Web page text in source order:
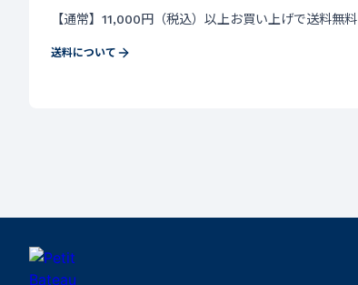
【通常】11,000円（税込）以上お買い上げで送料無料
送料について